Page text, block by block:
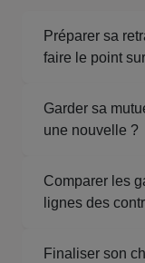
Préparer sa
faire le point
Garder sa
une nouvelle ?
Comparer les
lignes des
Finaliser son